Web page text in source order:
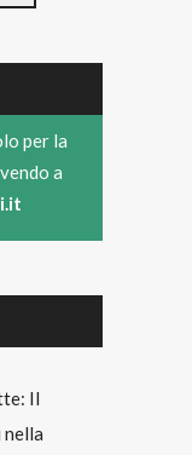
per la
a
Il